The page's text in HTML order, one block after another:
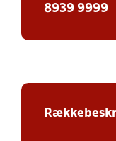
8939 9999